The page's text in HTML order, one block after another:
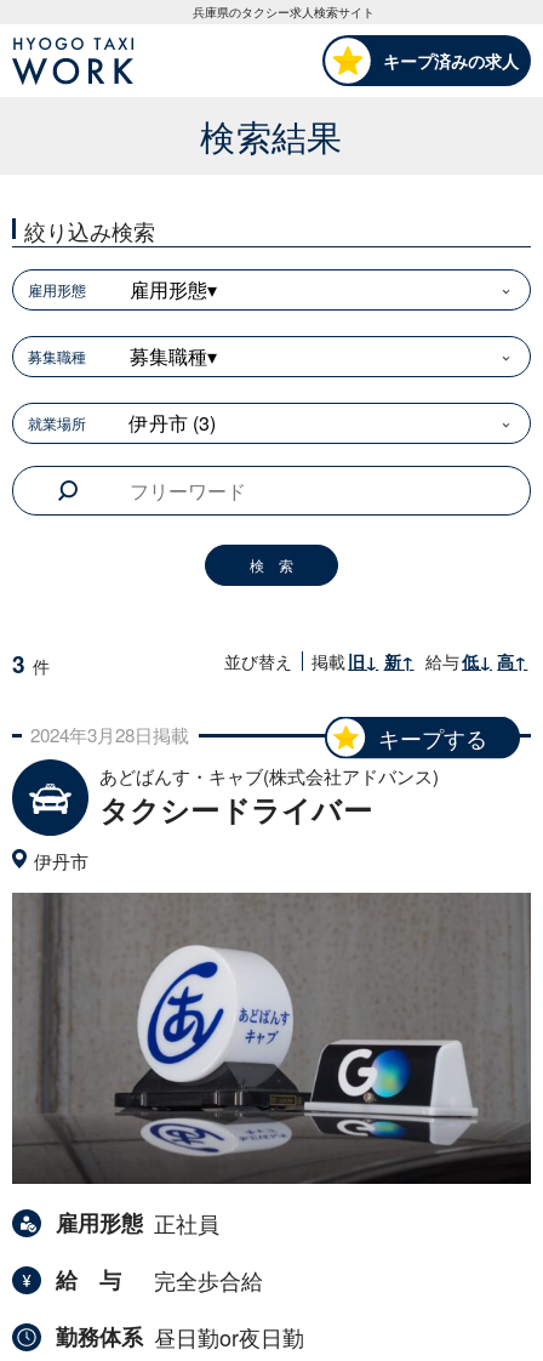
HYOGO TAXI WORK
兵庫県のタクシー求人検索サイト
キープ済みの求人
検索結果
絞り込み検索
雇用形態 雇用形態▾
募集職種 募集職種▾
就業場所 伊丹市 (3)
3 件 並び替え 掲載 旧↓ 新↑ 給与低↓ 高↑
キープする
2024年3月28日掲載
あどばんす・キャブ(株式会社アドバンス)
タクシードライバー
伊丹市
雇用形態 正社員
給与
完全歩合給
勤務体系 昼日勤or夜日勤